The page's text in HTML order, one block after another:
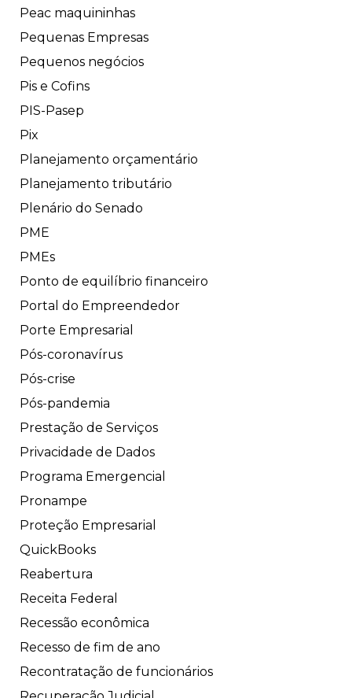
Peac maquininhas
Pequenas Empresas
Pequenos negócios
Pis e Cofins
PIS-Pasep
Pix
Planejamento orçamentário
Planejamento tributário
Plenário do Senado
PME
PMEs
Ponto de equilíbrio financeiro
Portal do Empreendedor
Porte Empresarial
Pós-coronavírus
Pós-crise
Pós-pandemia
Prestação de Serviços
Privacidade de Dados
Programa Emergencial
Pronampe
Proteção Empresarial
QuickBooks
Reabertura
Receita Federal
Recessão econômica
Recesso de fim de ano
Recontratação de funcionários